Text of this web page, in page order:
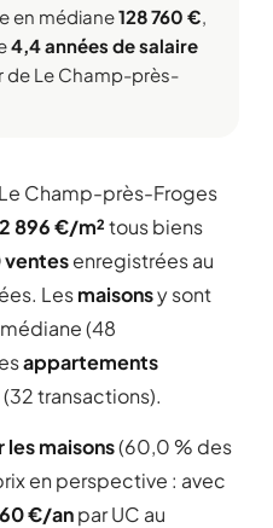
en médiane128 760 €,
4,4 années de salaire
de Le Champ-près-
Champ-près-Froges
2 896 €/m²tous biens
ventesenregistrées au
Lesmaisonsy sont
(48
appartements
(32 transactions).
les maisons(60,0 % des
en perspective : avec
€/anpar UC au